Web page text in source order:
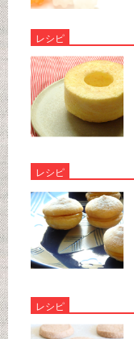
レシピ
レシピ
レシピ